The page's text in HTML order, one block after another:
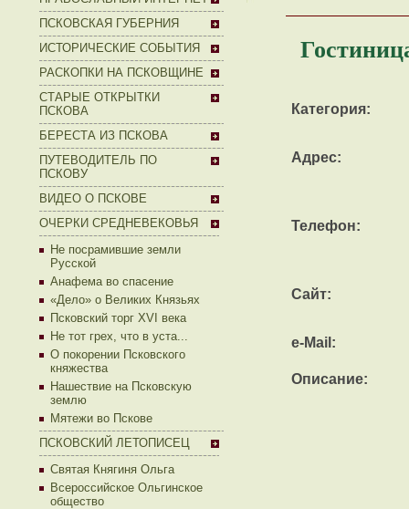
ПСКОВСКАЯ ГУБЕРНИЯ
ИСТОРИЧЕСКИЕ СОБЫТИЯ
РАСКОПКИ НА ПСКОВЩИНЕ
СТАРЫЕ ОТКРЫТКИ
ПСКОВА
БЕРЕСТА ИЗ ПСКОВА
ПУТЕВОДИТЕЛЬ ПО
ПСКОВУ
ВИДЕО О ПСКОВЕ
ОЧЕРКИ СРЕДНЕВЕКОВЬЯ
Не посрамившие земли
Русской
Анафема во спасение
«Дело» о Великих Князьях
Псковский торг XVI века
Не тот грех, что в уста...
О покорении Псковского
княжества
Нашествие на Псковскую
землю
Мятежи во Пскове
ПСКОВСКИЙ ЛЕТОПИСЕЦ
Святая Княгиня Ольга
Всероссийское Ольгинское
общество
Категория:
Адрес:
Телефон:
Сайт:
e-Mail:
Описание: